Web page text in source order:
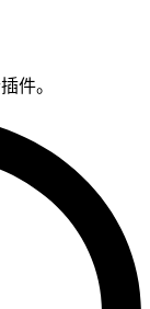
件。